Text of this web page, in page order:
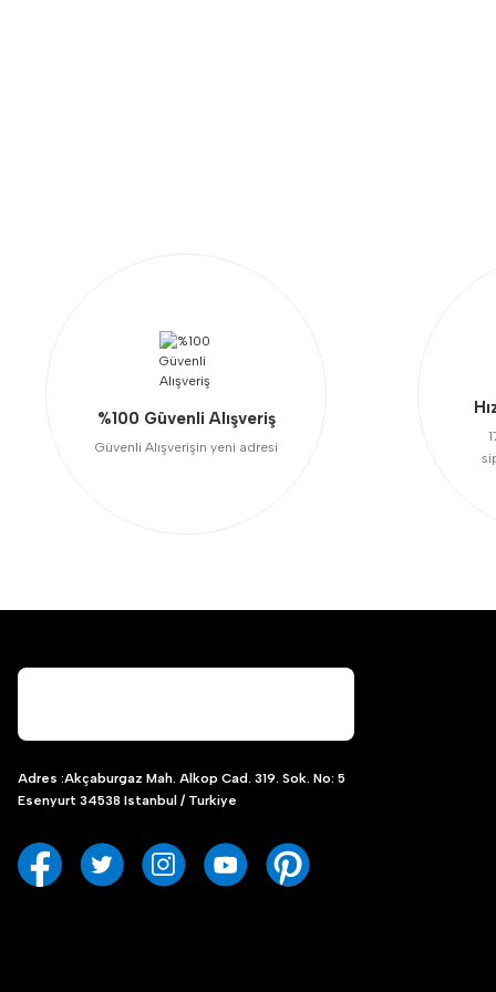
%100 Güvenli Alışveriş
Güvenli Alışverişin yeni adresi
Adres :Akçaburgaz Mah. Alkop Cad. 319. Sok. No: 5
Esenyurt 34538 Istanbul / Turkiye